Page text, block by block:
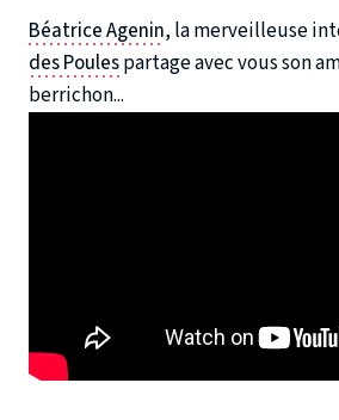
Béatrice Agenin, la merveilleuse
des Poulespartage avec vous son
berrichon...